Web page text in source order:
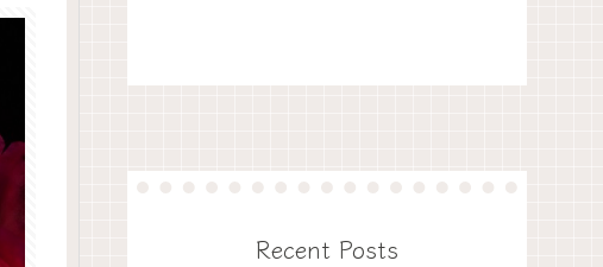
Recent Posts